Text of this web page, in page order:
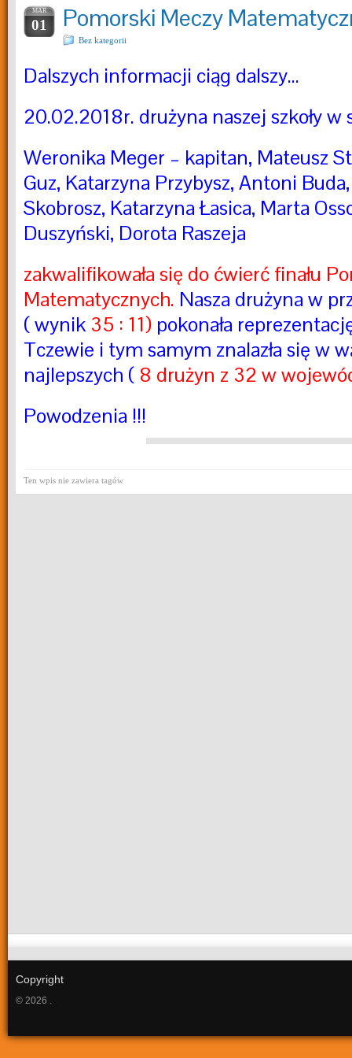
MAR
01 Pomorski Meczy
Bez kategorii
Dalszych informacji ciąg dalszy…
20.02.2018r. drużyna naszej szkoły w
Weronika Meger – kapitan, Mateusz
Guz, Katarzyna Przybysz, Antoni
Skobrosz, Katarzyna Łasica, Marta
Duszyński, Dorota Raszeja
zakwalifikowała się do ćwierć finału
Matematycznych. Nasza drużyna w
( wynik35 : 11) pokonała
Tczewie i tym samym znalazła się w
najlepszych ( 8 drużyn z 32 w
Powodzenia !!!
Ten wpis nie zawiera tagów
Copyright
© 2026 .